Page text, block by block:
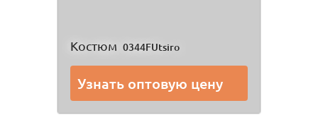
Костюм 0344FUtsiro
Узнать оптовую цену